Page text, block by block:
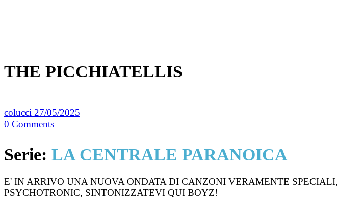
THE PICCHIATELLIS
colucci 27/05/2025
0 Comments
Serie: LA CENTRALE PARANOICA
E' IN ARRIVO UNA NUOVA ONDATA DI CANZONI VERAMENTE
PSYCHOTRONIC, SINTONIZZATEVI QUI BOYZ!